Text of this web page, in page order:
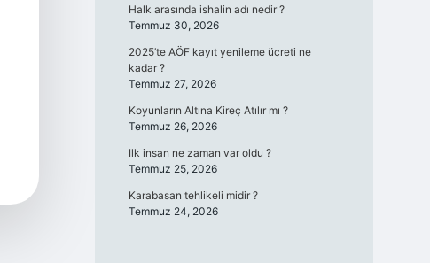
Halk arasında ishalin adı nedir ?
Temmuz 30, 2026
2025’te AÖF kayıt yenileme ücreti ne
kadar ?
Temmuz 27, 2026
Koyunların Altına Kireç Atılır mı ?
Temmuz 26, 2026
Ilk insan ne zaman var oldu ?
Temmuz 25, 2026
Karabasan tehlikeli midir ?
Temmuz 24, 2026